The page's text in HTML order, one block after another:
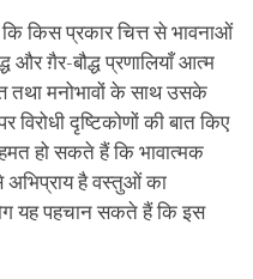
किस प्रकार चित्त से भावनाओं
और ग़ैर-बौद्ध प्रणालियाँ आत्म
तथा मनोभावों के साथ उसके
विरोधी दृष्टिकोणों की बात किए
हो सकते हैं कि भावात्मक
अभिप्राय है वस्तुओं का
यह पहचान सकते हैं कि इस